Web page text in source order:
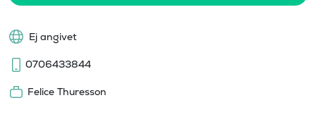
Ej angivet
0706433844
Felice Thuresson